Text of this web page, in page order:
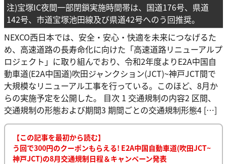
注)宝塚IC夜間一部閉鎖実施時間帯は、国道176号、県道
142号、市道宝塚池田線及び県道42号へのう回推奨。
NEXCO西日本では、安全・安心・快適を未来につなげるた
め、高速道路の長寿命化に向けた「高速道路リニューアルプ
ロジェクト」に取り組んでおり、令和2年度よりE2A中国自
動車道(E2A中国道)吹田ジャンクション(JCT)~神戸JCT間で
大規模なリニューアル工事を行っている。このほど、8月か
らの実施予定を公開した。 目次 1 交通規制の内容2 区間、
交通規制の形態および期間3 期間ごとの交通規制形態4 […]
【この記事を最初から読む】
う回で300円のクーポンもらえる! E2A中国自動車道(吹田JCT~
神戸JCT)の8月交通規制日程＆キャンペーン発表